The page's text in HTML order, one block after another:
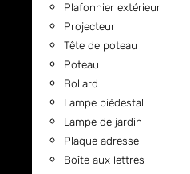
Plafonnier extérieur
Projecteur
Tête de poteau
Poteau
Bollard
Lampe piédestal
Lampe de jardin
Plaque adresse
Boîte aux lettres